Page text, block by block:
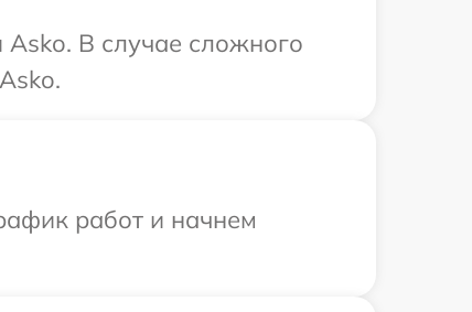
Asko. В случае сложного
работ и начнем